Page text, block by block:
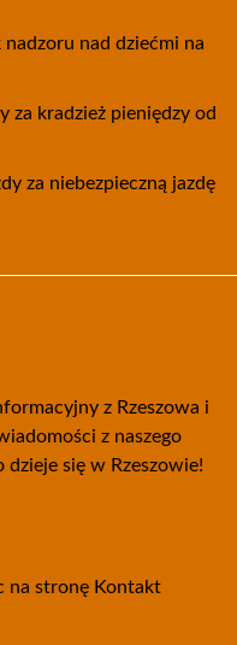
nad dziećmi na
za kradzież pieniędzy od
za niebezpieczną jazdę
z Rzeszowa i
z naszego
dzieje się w Rzeszowie!
na stronę Kontakt